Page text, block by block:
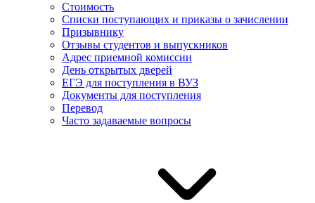
Стоимость
Списки поступающих и приказы о зачислении
Призывнику
Отзывы студентов и выпускников
Адрес приемной комиссии
День открытых дверей
ЕГЭ для поступления в ВУЗ
Документы для поступления
Перевод
Часто задаваемые вопросы